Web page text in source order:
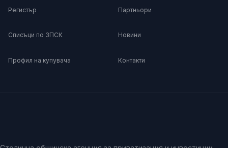
Регистър
Списъци по ЗПСК
Профил на купувача
Партньори
Новини
Контакти